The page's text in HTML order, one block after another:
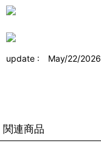
update : May/22/2026
関連商品